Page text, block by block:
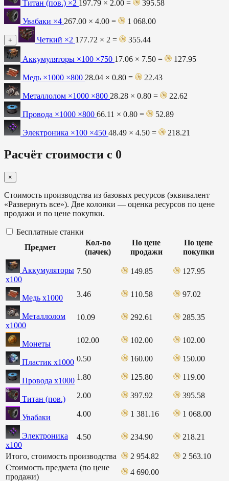
Титан (пов.) ×2 197.79 × 2.00 = 395.58
Увабаки ×4 267.00 × 4.00 = 1 068.00
+ Четкий ×2 177.72 × 2 = 355.44
Аккумуляторы ×100 ×750 17.06 × 7.50 = 127.95
Медь ×1000 ×800 28.04 × 0.80 = 22.43
Металлолом ×1000 ×800 28.28 × 0.80 = 22.62
Провода ×1000 ×800 66.11 × 0.80 = 52.89
Электроника ×100 ×450 48.49 × 4.50 = 218.21
Расчёт стоимости с 0
×
Стоимость производства из базовых ресурсов (эквивалент
«Развернуть все»). Две колонки — оценка ресурсов по цене
продажи и по цене покупки.
Бесплатные станки
Предмет
Кол-во
(пачек)
По цене
продажи
По цене
покупки
Аккумуляторы
х100
7.50 149.85 127.95
Медь х1000 3.46 110.58 97.02
Металлолом
х1000
10.09 292.61 285.35
Монеты 102.00 102.00 102.00
Пластик х1000 0.50 160.00 150.00
Провода х1000 1.80 125.80 119.00
Титан (пов.) 2.00 397.92 395.58
Увабаки 4.00 1 381.16 1 068.00
Электроника
х100
4.50 234.90 218.21
Итого, стоимость производства 2 954.82
2 563.10
Стоимость предмета (по цене
продажи)
4 690.00